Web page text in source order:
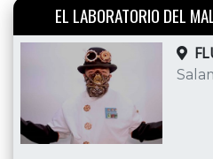
EL LABORATORIO DEL